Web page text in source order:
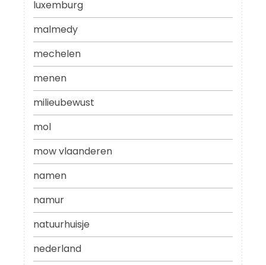
luxemburg
malmedy
mechelen
menen
milieubewust
mol
mow vlaanderen
namen
namur
natuurhuisje
nederland